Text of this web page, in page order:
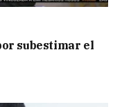
subestimar el